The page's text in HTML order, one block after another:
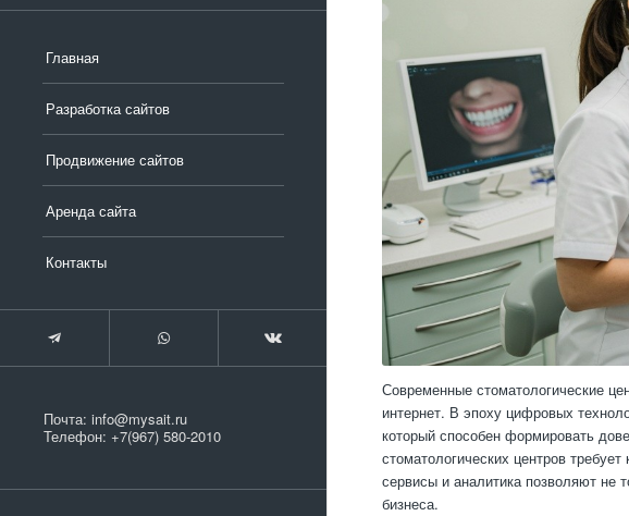
Главная
Разработка сайтов
Продвижение сайтов
Аренда сайта
Контакты
Почта: info@mysait.ru
Телефон: +7(967) 580-2010
Современные стоматологические
интернет. В эпоху цифровых
который способен формировать
стоматологических центров
сервисы и аналитика позволяют
бизнеса.